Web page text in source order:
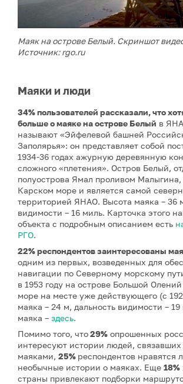
Маяк на острове Белый. Скриншот
Источник: rgo.ru
Маяки и люди
34% пользователей рассказали, что
больше о маяке на острове Белый в
называют «Эйфелевой башней
Заполярья»: он представляет собой
1934-36 годах ажурную деревянную
сложного «плетения». Остров Белый,
полуострова Ямал проливом
Карском море и является самой
территорией ЯНАО. Высота маяка – 36
видимости – 16 миль. Карточка этого
объекта с подробным описанием есть
РГО.
22% респондентов заинтересованы
одним из первых, возведенных для
навигации по Северному морскому
в 1953 году на острове Большой
море на месте уже действующего (с
маяка – 24 м, дальность видимости –
маяка – здесь.
Помимо того, что29% опрошенных
интересуют истории людей,
маяками, 25% респондентов нравятся
необычные истории о маяках. Еще 18%
страны привлекают подборки